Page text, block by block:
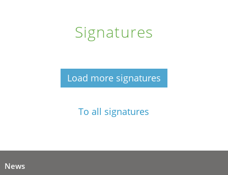
Signatures
Load more signatures
To all signatures
News